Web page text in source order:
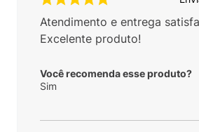
Atendimento e entrega
Excelente produto!
Você recomenda esse produto?
Sim